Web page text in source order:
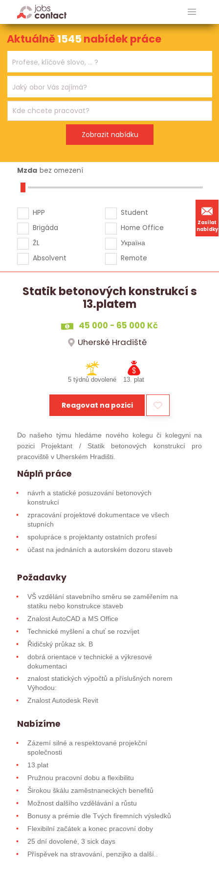
Zasílat
nabídky
Aktuálně1545 nabídek práce
Mzda bez omezení
HPP
Brigáda
ŽL
Absolvent
Student
Home Office
Україна
Remote
Statik betonových konstrukcí s
13.platem
45 000 - 65 000 Kč
Uherské Hradiště
5 týdnů dovolené 13. plat
Reagovat na pozici
Do našeho týmu hledáme nového kolegu či kolegyni na
pozici Projektant / Statik betonových konstrukcí pro
pracoviště v Uherském Hradišti.
Náplň práce
návrh a statické posuzování betonových
konstrukcí
zpracování projektové dokumentace ve všech
stupních
spolupráce s projektanty ostatních profesí
účast na jednáních a autorském dozoru staveb
Požadavky
VŠ vzdělání stavebního směru se zaměřením na
statiku nebo konstrukce staveb
Znalost AutoCAD a MS Office
Technické myšlení a chuť se rozvíjet
Řidičský průkaz sk. B
dobrá orientace v technické a výkresové
dokumentaci
znalost statických výpočtů a příslušných norem
Výhodou:
Znalost Autodesk Revit
Nabízíme
Zázemí silné a respektované projekční
společnosti
13.plat
Pružnou pracovní dobu a flexibilitu
Širokou škálu zaměstnaneckých benefitů
Možnost dalšího vzdělávání a růstu
Bonusy a prémie dle Tvých firemních výsledků
Flexibilní začátek a konec pracovní doby
25 dní dovolené, 3 sick days
Příspěvek na stravování, penzijko a další..